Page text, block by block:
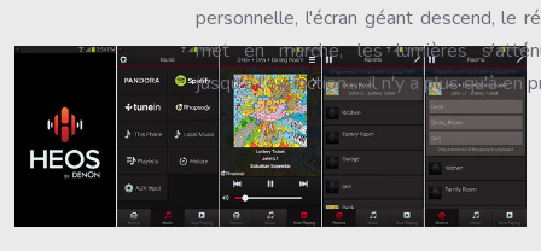
personnelle, l'écran géant descend, le
met en marche, les lumières
jusqu'à l'extinction......il n'y a plus qu'à en